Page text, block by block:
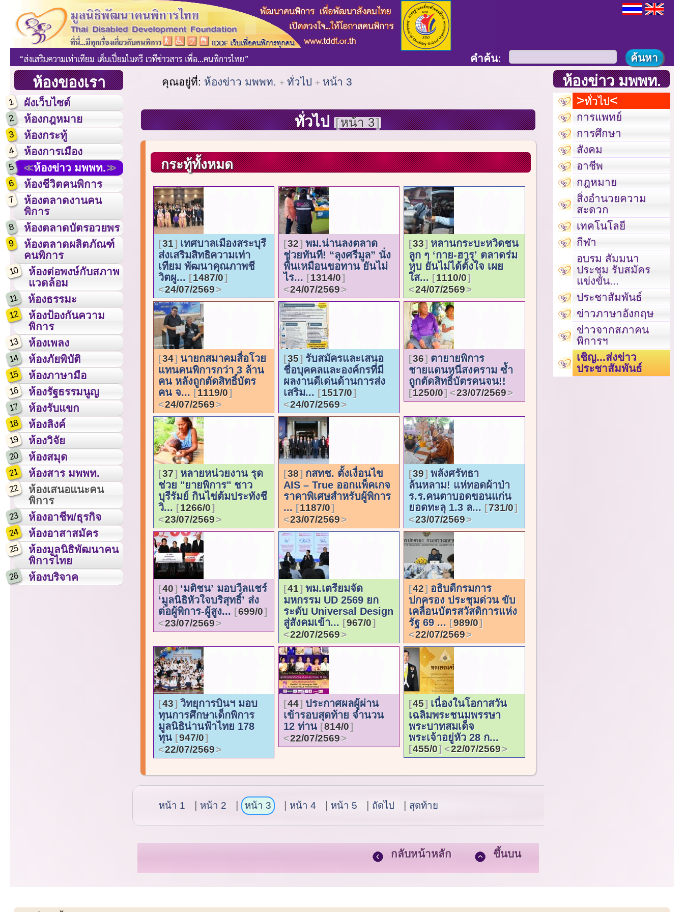
ห้องของเรา
1 ผังเว็บไซต์
2 ห้องกฎหมาย
3 ห้องกระทู้
4 ห้องการเมือง
5 ห้องข่าว มพพท.
6 ห้องชีวิตคนพิการ
7
ห้องตลาดงานคน
พิการ
8 ห้องตลาดบัตรอวยพร
9
ห้องตลาดผลิตภัณฑ์
คนพิการ
10
ห้องต่อพงษ์กับสภาพ
แวดล้อม
11 ห้องธรรมะ
12
ห้องป้องกันความ
พิการ
13 ห้องเพลง
14 ห้องภัยพิบัติ
15 ห้องภาษามือ
16 ห้องรัฐธรรมนูญ
17 ห้องรับแขก
18 ห้องลิงค์
19 ห้องวิจัย
20 ห้องสมุด
21 ห้องสาร มพพท.
22
ห้องเสนอแนะคน
พิการ
23 ห้องอาชีพ/ธุรกิจ
24 ห้องอาสาสมัคร
25
ห้องมูลนิธิพัฒนาคน
พิการไทย
26 ห้องบริจาค
คำค้น:
คุณอยู่ที่: ห้องข่าว มพพท. ทั่วไป หน้า 3
ทั่วไป หน้า 3
กระทู้ทั้งหมด
31
เทศบาลเมืองสระบุรี
ส่งเสริมสิทธิความเท่า
เทียม พัฒนาคุณภาพชี
วิตผู...
1487/0
24/07/2569
32
พม.น่านลงตลาด
ช่วยทันที! “ลุงศรีมูล” นั่ง
พื้นเหมือนขอทาน ยันไม่
ไร...
1314/0
24/07/2569
33
หลานกระบะหวิดชน
ลูก ๆ ‘กาย-ฮารุ’ ตลาดร่ม
หุบ ยันไม่ได้ตั้งใจ เผย
ใส...
1110/0
24/07/2569
34
นายกสมาคมสื่อโวย
แทนคนพิการกว่า 3 ล้าน
คน หลังถูกตัดสิทธิ์บัตร
คน จ...
1119/0
24/07/2569
35
รับสมัครและเสนอ
ชื่อบุคคลและองค์กรที่มี
ผลงานดีเด่นด้านการส่ง
เสริม...
1517/0
24/07/2569
36
ตายายพิการ
ชายแดนหนีสงคราม ซ้ำ
ถูกตัดสิทธิ์บัตรคนจน!!
1250/0 23/07/2569
37
หลายหน่วยงาน รุด
ช่วย "ยายพิการ" ชาว
บุรีรัมย์ กินไข่ต้มประทังชี
วิ...
1266/0
23/07/2569
38
กสทช. ตั้งเงื่อนไข
AIS – True ออกแพ็คเกจ
ราคาพิเศษสำหรับผู้พิการ
...
1187/0
23/07/2569
39
พลังศรัทธา
ล้นหลาม! แห่ทอดผ้าป่า
ร.ร.คนตาบอดขอนแก่น
ยอดทะลุ 1.3 ล...
731/0
23/07/2569
40
‘มติชน’ มอบวีลแชร์
‘มูลนิธิหัวใจบริสุทธิ์’ ส่ง
ต่อผู้พิการ-ผู้สูง...
699/0
23/07/2569
41
พม.เตรียมจัด
มหกรรม UD 2569 ยก
ระดับ Universal Design
สู่สังคมเข้า...
967/0
22/07/2569
42
อธิบดีกรมการ
ปกครอง ประชุมด่วน ขับ
เคลื่อนบัตรสวัสดิการแห่ง
รัฐ 69 ...
989/0
22/07/2569
43
วิทยุการบินฯ มอบ
ทุนการศึกษาเด็กพิการ
มูลนิธิน่านฟ้าไทย 178
ทุน
947/0
22/07/2569
44
ประกาศผลผู้ผ่าน
เข้ารอบสุดท้าย จำนวน
12 ท่าน
814/0
22/07/2569
45
เนื่องในโอกาสวัน
เฉลิมพระชนมพรรษา
พระบาทสมเด็จ
พระเจ้าอยู่หัว 28 ก...
455/0 22/07/2569
หน้า 1 หน้า 2 หน้า 3 หน้า 4 หน้า 5 ถัดไป สุดท้าย
กลับหน้าหลัก ขึ้นบน
ห้องข่าว มพพท.
ทั่วไป
การแพทย์
การศึกษา
สังคม
อาชีพ
กฎหมาย
สิ่งอำนวยความ
สะดวก
เทคโนโลยี
กีฬา
อบรม สัมมนา
ประชุม รับสมัคร
แข่งขัน...
ประชาสัมพันธ์
ข่าวภาษาอังกฤษ
ข่าวจากสภาคน
พิการฯ
เชิญ...ส่งข่าว
ประชาสัมพันธ์